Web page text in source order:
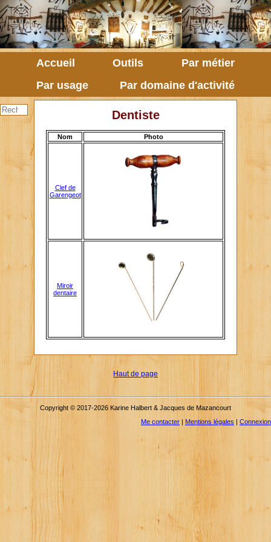
Accueil Outils
Par métier
Par usage
Par domaine d'activité
Dentiste
Nom Photo
Clef de
Garengeot
Miroir
dentaire
Haut de page
Copyright © 2017-2026 Karine Halbert & Jacques de Mazancourt
Me contacter
Mentions légales Connexion